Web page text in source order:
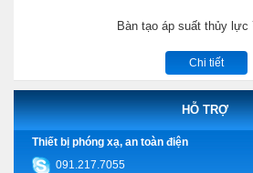
Bàn tạo áp suất thủy lực
Chi tiết
HỖ TRỢ
Thiết bị phóng xạ, an toàn điện
091.217.7055